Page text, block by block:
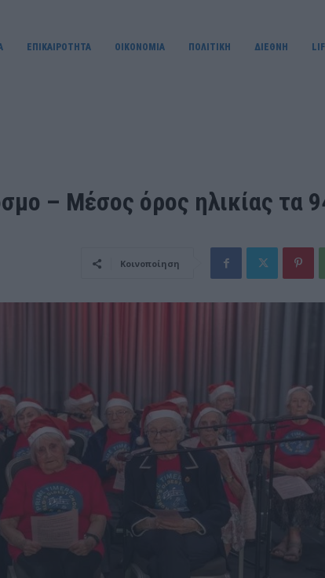
ΕΠΙΚΑΙΡΟΤΗΤΑ OIKONOMIA ΠΟΛΙΤΙΚΗ ΔΙΕΘΝΗ
– Μέσος όρος ηλικίας τα
Κοινοποίηση